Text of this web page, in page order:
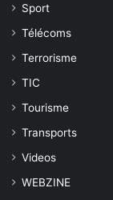
Sport
Télécoms
Terrorisme
TIC
Tourisme
Transports
Videos
WEBZINE